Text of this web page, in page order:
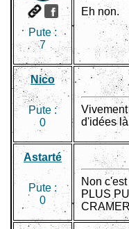
Pute :
7
Eh non.
Nico
Pute :
0
d'idées
Astarté
Pute :
0
Non
PLUS